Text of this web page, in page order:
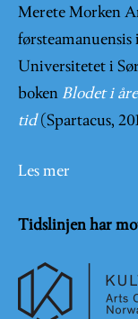
Merete Morken
Universitetet i
boken Blodet i
tid (Spartacus,
Les mer
Tidslinjen har